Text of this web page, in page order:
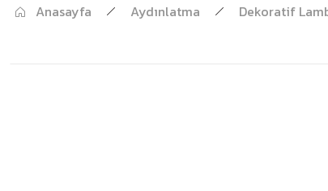
Anasayfa Aydınlatma Dekoratif